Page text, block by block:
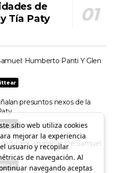
de
Tía Paty
Humberto Panti Y Glen
presuntos nexos de la
Las Campañas De Samuel
sitio web utiliza cookies
mejorar la experiencia
usuario y recopilar
de navegación. Al
navegando aceptas